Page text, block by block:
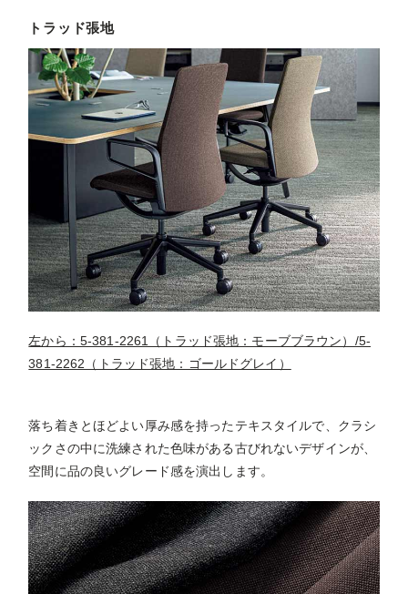
トラッド張地
左から：5-381-2261（トラッド張地：モーブブラウン）/5-
381-2262（トラッド張地：ゴールドグレイ）
落ち着きとほどよい厚み感を持ったテキスタイルで、クラシ
ックさの中に洗練された色味がある古びれないデザインが、
空間に品の良いグレード感を演出します。